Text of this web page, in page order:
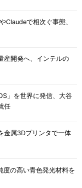
で相次ぐ事態、
産開発へ、インテルの
」を世界に発信、大谷
任
金属3Dプリンタで一体
度の高い青色発光材料を